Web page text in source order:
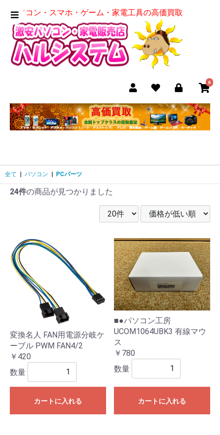
パソコン・スマホ・ゲーム・家電工具の高価買取
0
全て | パソコン | PCパーツ
24件の商品が見つかりました
変換名人 FAN用電源分岐ケ
ーブル PWM FAN4/2
￥420
数量
カートに入れる
■●パソコン工房
UCOM1064UBK3 有線マウ
ス
￥780
数量
カートに入れる